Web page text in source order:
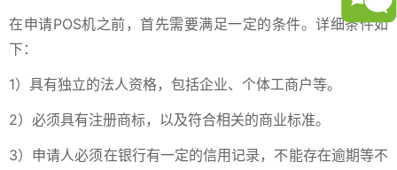
在申请POS机之前，首先需要满足一定的条件。详细条件如
下：
1）具有独立的法人资格，包括企业、个体工商户等。
2）必须具有注册商标，以及符合相关的商业标准。
3）申请人必须在银行有一定的信用记录，不能存在逾期等不